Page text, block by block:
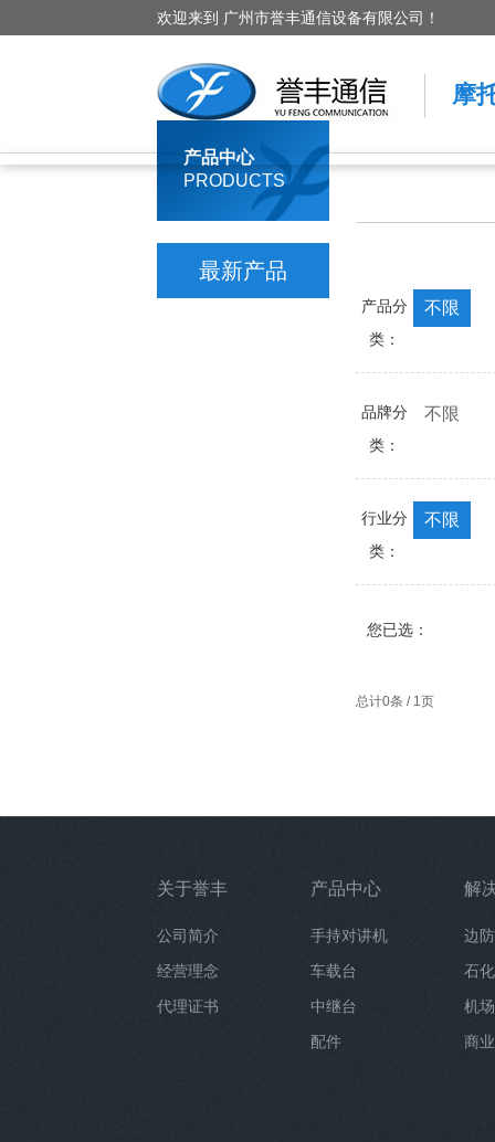
欢迎来到 广州市誉丰通信设备有限公司！
摩
产品中心
PRODUCTS
最新产品
产品分
类：
不限
品牌分
类：
不限
行业分
类：
不限
您已选：
总计0条 / 1页
关于誉丰
公司简介
经营理念
代理证书
产品中心
手持对讲机
车载台
中继台
配件
解
边
石
机
商